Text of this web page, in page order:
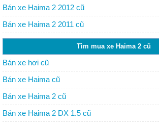
Bán xe Haima 2 2012 cũ
Bán xe Haima 2 2011 cũ
Tìm mua xe Haima 2 cũ
Bán xe hơi cũ
Bán xe Haima cũ
Bán xe Haima 2 cũ
Bán xe Haima 2 DX 1.5 cũ